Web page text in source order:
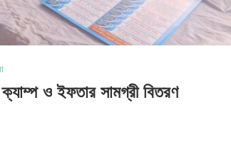
ও ইফতার সামগ্রী বিতরণ